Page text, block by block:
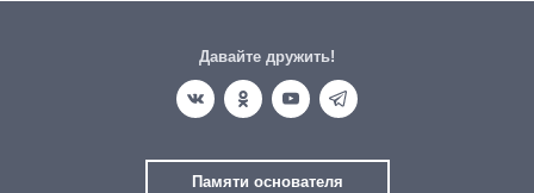
Давайте дружить!
Памяти основателя